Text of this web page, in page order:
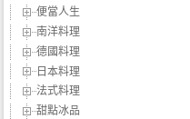
便當人生
南洋料理
德國料理
日本料理
法式料理
甜點冰品